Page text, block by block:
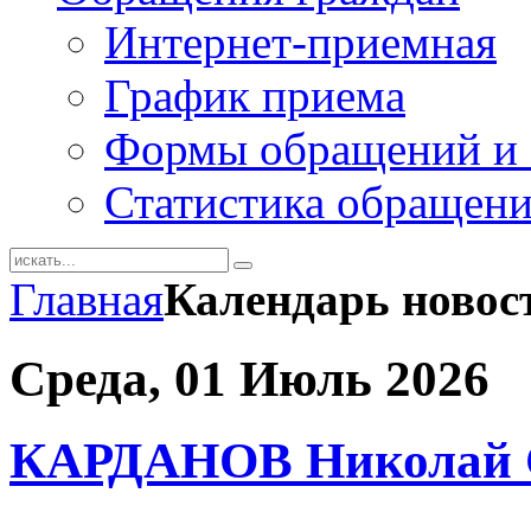
Интернет-приемная
График приема
Формы обращений и
Статистика
ГлавнаяКалендарь
Среда, 01 Июль 2026
КАРДАНОВ Николай